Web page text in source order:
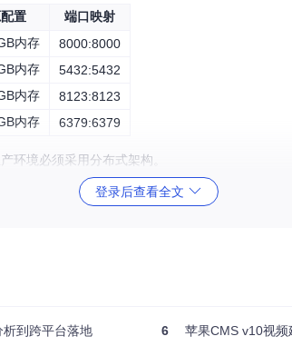
置
端口映射
内存
8000:8000
内存
5432:5432
内存
8123:8123
内存 6379:6379
环境必须采用分布式架构。
量
登录后查看全文
到跨平台落地 6 苹果CMS v10视